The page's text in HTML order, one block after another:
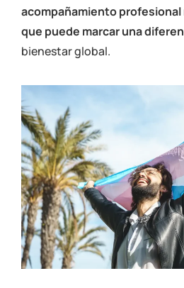
acompañamiento profesional
que puede marcar una
bienestar global.